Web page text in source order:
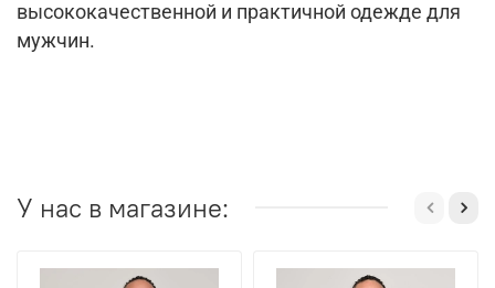
высококачественной и практичной одежде для
мужчин.
У нас в магазине: